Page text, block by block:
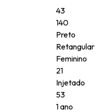
43
140
Preto
Retangular
Feminino
21
Injetado
53
1 ano